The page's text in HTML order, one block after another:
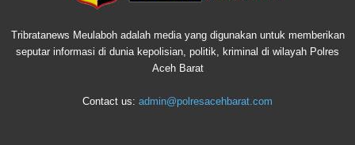
Tribratanews Meulaboh adalah media yang digunakan untuk memberikan
seputar informasi di dunia kepolisian, politik, kriminal di wilayah Polres
Aceh Barat
Contact us: admin@polresacehbarat.com